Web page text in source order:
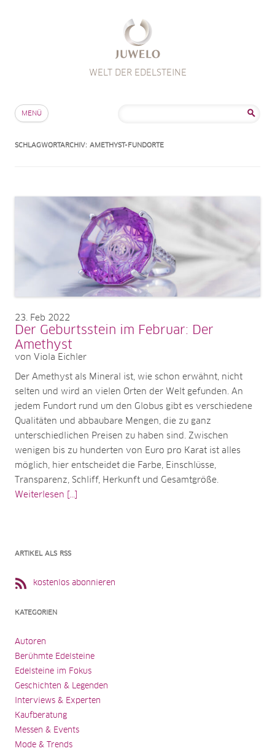
WELT DER EDELSTEINE
MENÜ
SCHLAGWORTARCHIV: AMETHYST-FUNDORTE
23 Feb 2022
Der Geburtsstein im Februar: Der
Amethyst
von Viola Eichler
Der Amethyst als Mineral ist, wie schon erwähnt, nicht
selten und wird an vielen Orten der Welt gefunden. An
jedem Fundort rund um den Globus gibt es verschiedene
Qualitäten und abbaubare Mengen, die zu ganz
unterschiedlichen Preisen zu haben sind. Zwischen
wenigen bis zu hunderten von Euro pro Karat ist alles
möglich, hier entscheidet die Farbe, Einschlüsse,
Transparenz, Schliff, Herkunft und Gesamtgröße.
Weiterlesen [...]
ARTIKEL ALS RSS
kostenlos abonnieren
KATEGORIEN
Autoren
Berühmte Edelsteine
Edelsteine im Fokus
Geschichten & Legenden
Interviews & Experten
Kaufberatung
Messen & Events
Mode & Trends